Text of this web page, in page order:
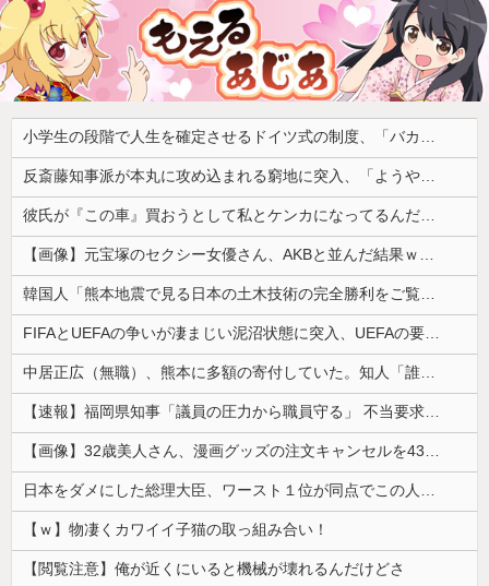
小学生の段階で人生を確定させるドイツ式の制度、「バカを振い落せるから合理的だ」と自惚れていた結果……
反斎藤知事派が本丸に攻め込まれる窮地に突入、「ようやく反撃のターンやね」と手際の良さに感心する人が続出中
彼氏が『この車』買おうとして私とケンカになってるんだけどｗｗｗｗｗｗ
【画像】元宝塚のセクシー女優さん、AKBと並んだ結果ｗｗｗｗ
韓国人「熊本地震で見る日本の土木技術の完全勝利をご覧ください」→「これはすごいわ」「こういうのを見ると日本人は何か適当に作る感じがしない・・・」...
FIFAとUEFAの争いが凄まじい泥沼状態に突入、UEFAの要求を呑んだFIFAだったがUEFA側は強硬姿勢を崩さず……
中居正広（無職）、熊本に多額の寄付していた。知人「誰にも知られなくてもいい、と公表してない」
【速報】福岡県知事「議員の圧力から職員守る」 不当要求防止の条例策定へ
【画像】32歳美人さん、漫画グッズの注文キャンセルを43億円分繰り返しまくり逮捕
日本をダメにした総理大臣、ワースト１位が同点でこの人ｗｗｗｗｗｗ
【ｗ】物凄くカワイイ子猫の取っ組み合い！
【閲覧注意】俺が近くにいると機械が壊れるんだけどさ